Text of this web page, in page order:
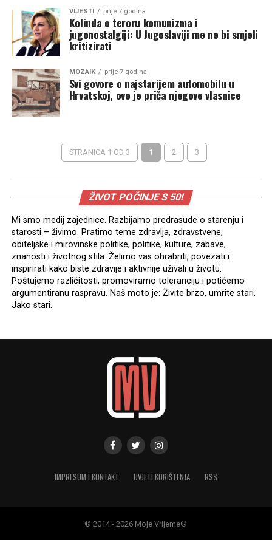
VIJESTI prije 7 godina
Kolinda o teroru komunizma i
jugonostalgiji: U Jugoslaviji me ne bi smjeli
kritizirati
MOZAIK prije 7 godina
Svi govore o najstarijem automobilu u
Hrvatskoj, ovo je priča njegove vlasnice
STRANICA 1 OD 3 1 2 3
ŽIVOT POČINJE S 50!
Mi smo medij zajednice. Razbijamo predrasude o starenju i
starosti – živimo. Pratimo teme zdravlja, zdravstvene,
obiteljske i mirovinske politike, politike, kulture, zabave,
znanosti i životnog stila. Želimo vas ohrabriti, povezati i
inspirirati kako biste zdravije i aktivnije uživali u životu.
Poštujemo različitosti, promoviramo toleranciju i potičemo
argumentiranu raspravu. Naš moto je: Živite brzo, umrite stari.
Jako stari.
IMPRESUM I KONTAKT UVJETI KORIŠTENJA RSS
© 2014 - 2026 Moje Vrijeme®